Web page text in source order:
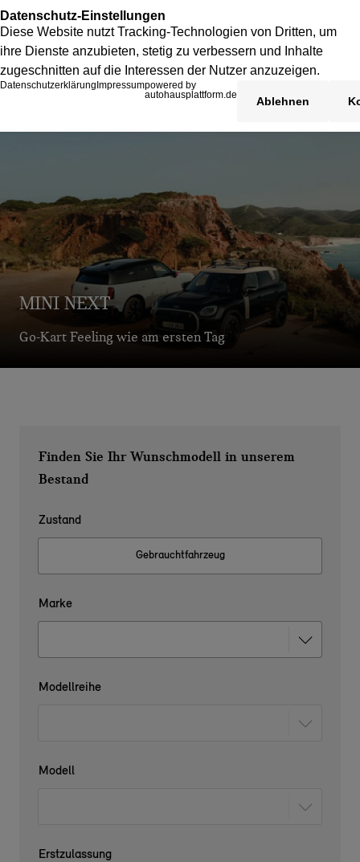
MINI NEXT
Go-Kart Feeling wie am ersten Tag
Finden Sie Ihr Wunschmodell in unserem
Bestand
Zustand
Gebrauchtfahrzeug
Marke
Modellreihe
Modell
Erstzulassung